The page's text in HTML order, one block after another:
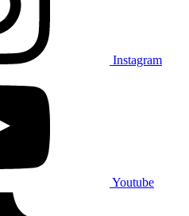
Instagram
Youtube